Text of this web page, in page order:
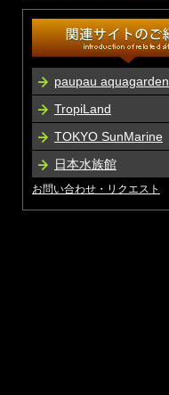
paupau aquagarden
TropiLand
TOKYO SunMarine
日本水族館
お問い合わせ・リクエスト